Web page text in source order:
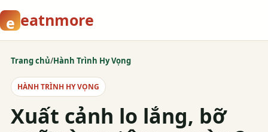
e eatnmore
Trang chủ/Hành Trình Hy Vọng
HÀNH TRÌNH HY VỌNG
Xuất cảnh lo lắng, bỡ